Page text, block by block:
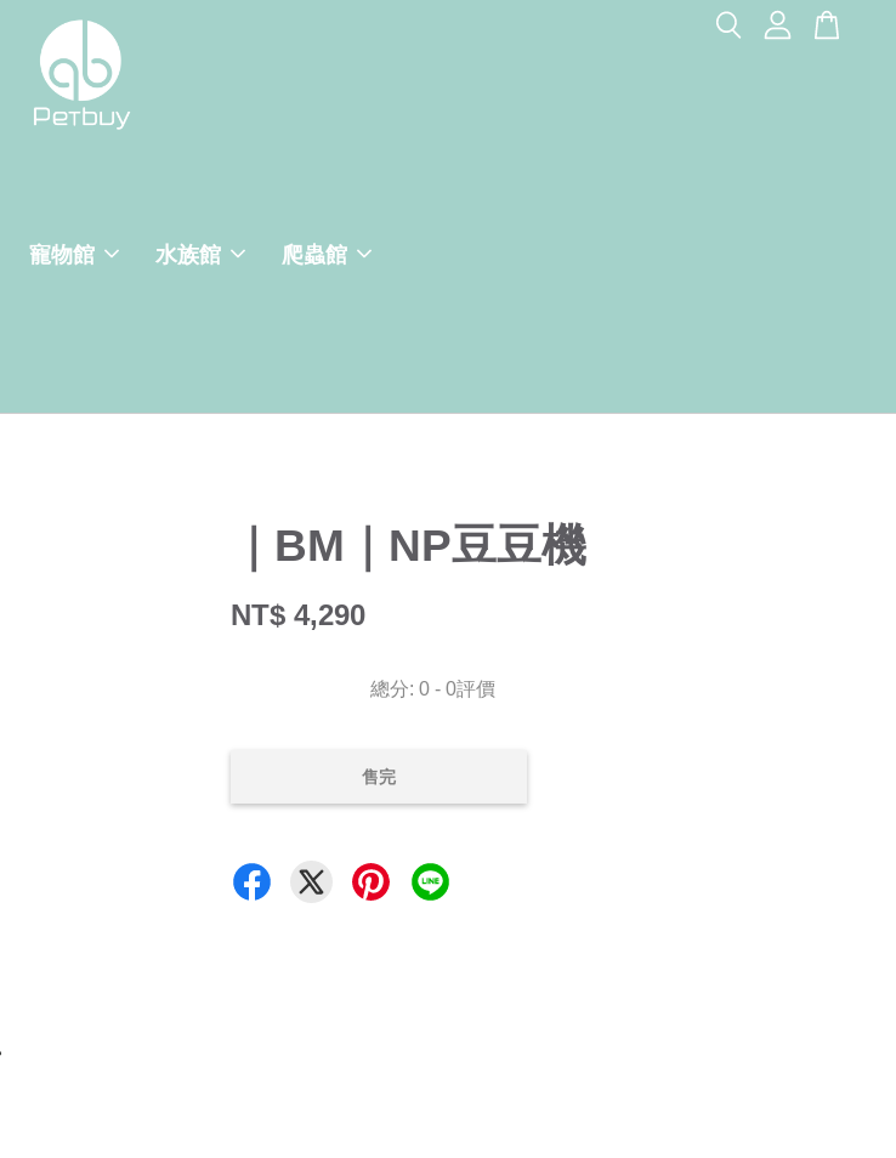
寵物館 水族館 爬蟲館
｜BM｜NP豆豆機
NT$ 4,290
總分:0 -0評價
售完